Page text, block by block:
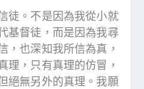
徒。不是因為我從小就
基督徒，而是因為我尋
，也深知我所信為真，
理，只有真理的仿冒，
絕無另外的真理。我願